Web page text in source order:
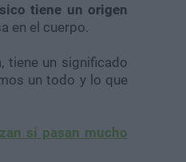
tiene un origen
en el cuerpo.
tiene un significado
un todo y lo que
si pasan mucho